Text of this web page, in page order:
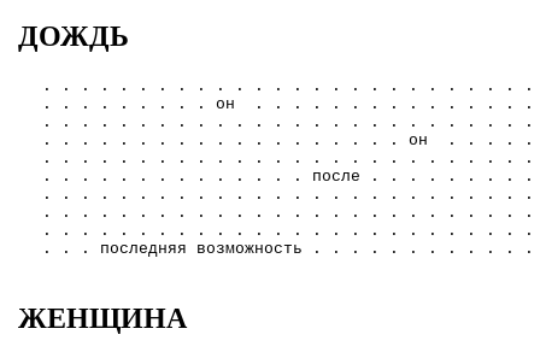
ДОЖДЬ
. . . . . . . . . . . . . . . . . . . . . . . . .
. . . . . . . . . он . . . . . . . . . . . . . .
. . . . . . . . . . . . . . . . . . . . . . . . .
. . . . . . . . . . . . . . . . . . . он . . . .
. . . . . . . . . . . . . . . . . . . . . . . . .
. . . . . . . . . . . . . . после . . . . . . . .
. . . . . . . . . . . . . . . . . . . . . . . . .
. . . . . . . . . . . . . . . . . . . . . . . . .
. . . . . . . . . . . . . . . . . . . . . . . . .
. . . последняя возможность . . . . . . . . . . . . .
ЖЕНЩИНА